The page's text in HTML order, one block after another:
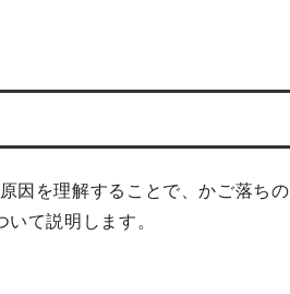
因を理解することで、かご落ちの
て説明します。